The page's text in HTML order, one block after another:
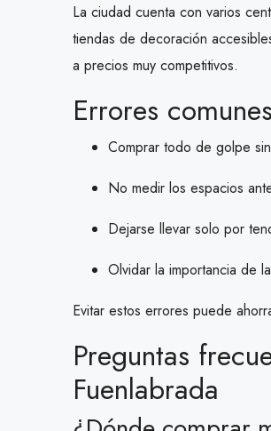
La ciudad cuenta con varios
tiendas de decoración
a precios muy competitivos.
Errores
Comprar todo de golpe
No medir los espacios
Dejarse llevar solo por
Olvidar la importancia de
Evitar estos errores puede
Preguntas
Fuenlabrada